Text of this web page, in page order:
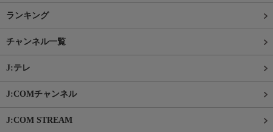
ランキング
チャンネル一覧
J:テレ
J:COMチャンネル
J:COM STREAM